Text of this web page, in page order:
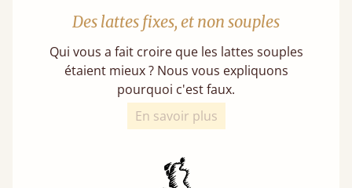
Des lattes fixes, et non souples
Qui vous a fait croire que les lattes souples
étaient mieux ? Nous vous expliquons
pourquoi c'est faux.
En savoir plus